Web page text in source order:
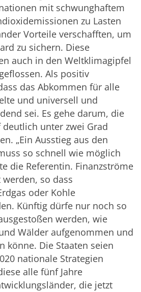
mit schwunghaftem
zu Lasten
Vorteile verschafften, um
zu sichern. Diese
auch in den Weltklimagipfel
Als positiv
das Abkommen für alle
und universell und
sei. Es gehe darum, die
unter zwei Grad
„Ein Ausstieg aus den
so schnell wie möglich
die Referentin. Finanzströme
so dass
oder Kohle
Künftig dürfe nur noch so
werden, wie
Wälder aufgenommen und
könne. Die Staaten seien
nationale Strategien
alle fünf Jahre
die jetzt